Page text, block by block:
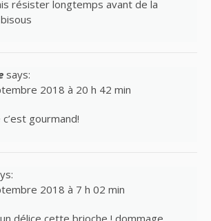
résister longtemps avant de la
says:
2018 à 20 h 42 min
gourmand!
2018 à 7 h 02 min
délice cette brioche ! dommage